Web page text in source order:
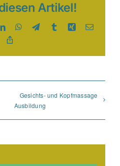
Artikel!
LinkedInWhatsApp
TelegramTumblrXing E-
Gesichts- und Kopfmassage
Ausbildung